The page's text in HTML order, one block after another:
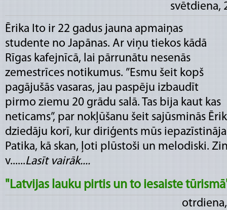
svētdiena,
Ērika Ito ir 22 gadus jauna apmaiņas
studente no Japānas. Ar viņu tiekos kādā
Rīgas kafejnīcā, lai pārrunātu nesenās
zemestrīces notikumus. ”Esmu šeit kopš
pagājušās vasaras, jau paspēju izbaudīt
pirmo ziemu 20 grādu salā. Tas bija kaut kas
neticams”, par nokļūšanu šeit sajūsminās
dziedāju korī, kur diriģents mūs iepazīstināja
Patika, kā skan, ļoti plūstoši un melodiski.
v......Lasīt vairāk....
"Latvijas lauku pirtis un to iesaiste